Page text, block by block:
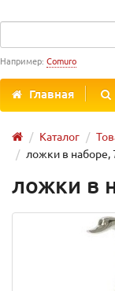
Например: Comuro
Главная
Каталог
ложки в наборе,
ложки в